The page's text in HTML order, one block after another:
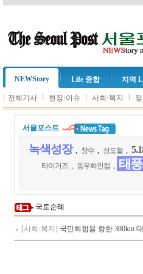
NEWStory Life 종합 지역
l 전체기사 l 현장·이슈 l 사회·복지 l
서울포스트
녹색성장 장수 성도절
타이거즈
동우화인켐 태
국토순례
[사회·복지] 국민화합을 향한 300km